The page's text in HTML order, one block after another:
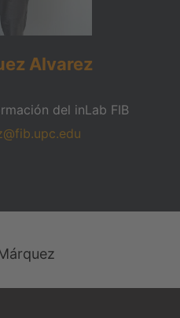
Alvarez
del inLab FIB